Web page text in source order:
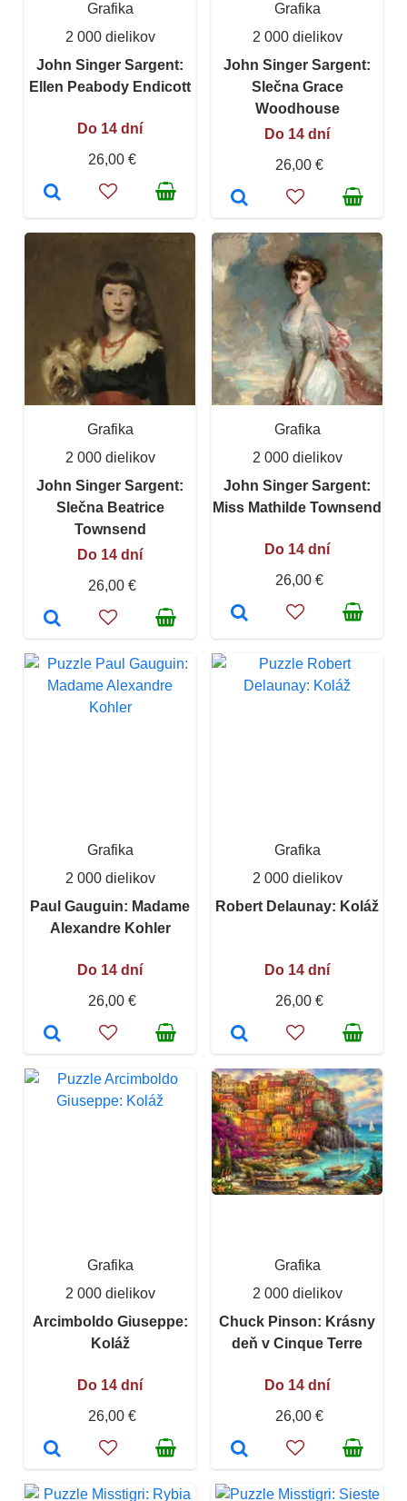
Grafika
2 000 dielikov
John Singer Sargent:
Ellen Peabody Endicott
Do 14 dní
26,00 €
Grafika
2 000 dielikov
John Singer Sargent:
Slečna Grace
Woodhouse
Do 14 dní
26,00 €
Grafika
2 000 dielikov
John Singer Sargent:
Slečna Beatrice
Townsend
Do 14 dní
26,00 €
Grafika
2 000 dielikov
John Singer Sargent:
Miss Mathilde Townsend
Do 14 dní
26,00 €
Grafika
2 000 dielikov
Paul Gauguin: Madame
Alexandre Kohler
Do 14 dní
26,00 €
Grafika
2 000 dielikov
Robert Delaunay: Koláž
Do 14 dní
26,00 €
Grafika
2 000 dielikov
Arcimboldo Giuseppe:
Koláž
Do 14 dní
26,00 €
Grafika
2 000 dielikov
Chuck Pinson: Krásny
deň v Cinque Terre
Do 14 dní
26,00 €